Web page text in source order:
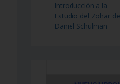
Introducción a la
Estudio del Zohar de
Daniel Schulman